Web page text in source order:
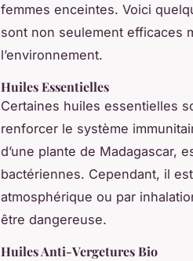
femmes enceintes. Voici
sont non seulement efficaces
l’environnement.
Huiles Essentielles
Certaines huiles essentielles
renforcer le système
d’une plante de Madagascar,
bactériennes. Cependant, il
atmosphérique ou par
être dangereuse.
Huiles Anti-Vergetures Bio